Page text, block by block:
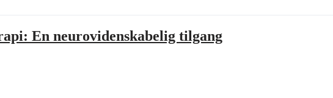
En neurovidenskabelig tilgang